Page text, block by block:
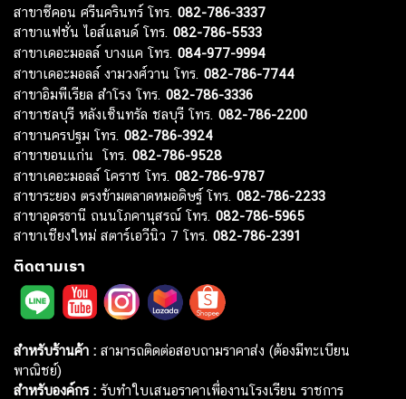
สาขาซีคอน ศรีนครินทร์ โทร. 082-786-3337
สาขาแฟชั่น ไอส์แลนด์ โทร. 082-786-5533
สาขาเดอะมอลล์ บางแค โทร. 084-977-9994
สาขาเดอะมอลล์ งามวงศ์วาน โทร. 082-786-7744
สาขาอิมพีเรียล สำโรง โทร. 082-786-3336
สาขาชลบุรี หลังเซ็นทรัล ชลบุรี โทร. 082-786-2200
สาขานครปฐม โทร. 082-786-3924
สาขาขอนแก่น โทร. 082-786-9528
สาขาเดอะมอลล์ โคราช โทร. 082-786-9787
สาขาระยอง ตรงข้ามตลาดหมอดิษฐ์ โทร. 082-786-2233
สาขาอุดรธานี ถนนโภคานุสรณ์ โทร. 082-786-5965
สาขาเชียงใหม่ สตาร์เอวีนิว 7 โทร. 082-786-2391
ติดตามเรา
สำหรับร้านค้า : สามารถติดต่อสอบถามราคาส่ง (ต้องมีทะเบียน
พาณิชย์)
สำหรับองค์กร : รับทำใบเสนอราคาเพื่องานโรงเรียน ราชการ